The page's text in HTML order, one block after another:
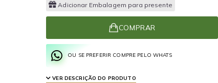
Adicionar Embalagem para presente
COMPRAR
OU SE PREFERIR COMPRE PELO WHATS
VER DESCRIÇÃO DO PRODUTO